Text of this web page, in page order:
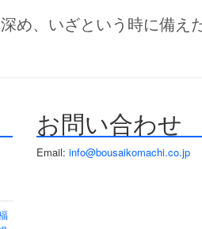
め、いざという時に備え
お問い合わせ
Email: info@bousaikomachi.co.jp